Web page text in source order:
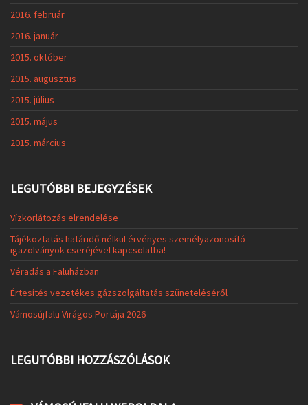
2016. február
2016. január
2015. október
2015. augusztus
2015. július
2015. május
2015. március
LEGUTÓBBI BEJEGYZÉSEK
Vízkorlátozás elrendelése
Tájékoztatás határidő nélkül érvényes személyazonosító
igazolványok cseréjével kapcsolatba!
Véradás a Faluházban
Értesítés vezetékes gázszolgáltatás szüneteléséről
Vámosújfalu Virágos Portája 2026
LEGUTÓBBI HOZZÁSZÓLÁSOK